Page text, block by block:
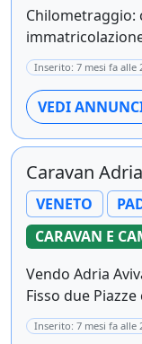
Chilometraggio:
Inserito: 7 mesi fa alle
VEDI
Caravan
VENETO
CARAVAN E
Vendo Adria
Fisso due Piazze
Inserito: 7 mesi fa alle